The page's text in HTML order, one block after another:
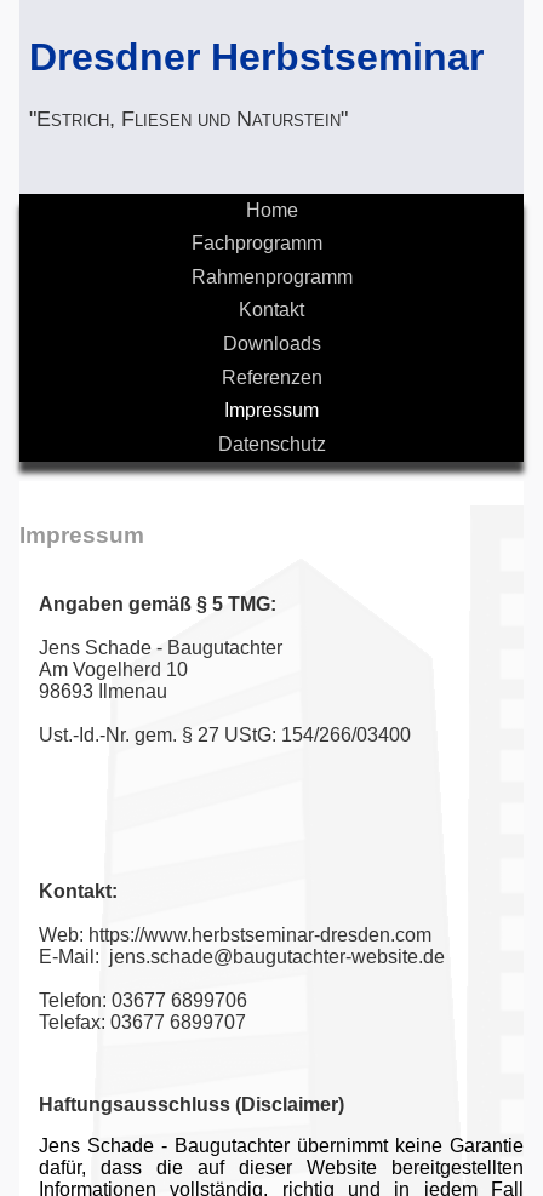
Dresdner Herbstseminar
"Estrich, Fliesen und Naturstein"
Home
Fachprogramm
Rahmenprogramm
Kontakt
Downloads
Referenzen
Impressum
Datenschutz
Impressum
Angaben gemäß § 5 TMG:
Jens Schade - Baugutachter
Am Vogelherd 10
98693 Ilmenau
Ust.-Id.-Nr. gem. § 27 UStG: 154/266/03400
Kontakt:
Web: https://www.herbstseminar-dresden.com
E-Mail: jens.schade@baugutachter-website.de
Telefon: 03677 6899706
Telefax: 03677 6899707
Haftungsausschluss (Disclaimer)
Jens Schade - Baugutachter übernimmt keine Garantie
dafür, dass die auf dieser Website bereitgestellten
Informationen vollständig, richtig und in jedem Fall